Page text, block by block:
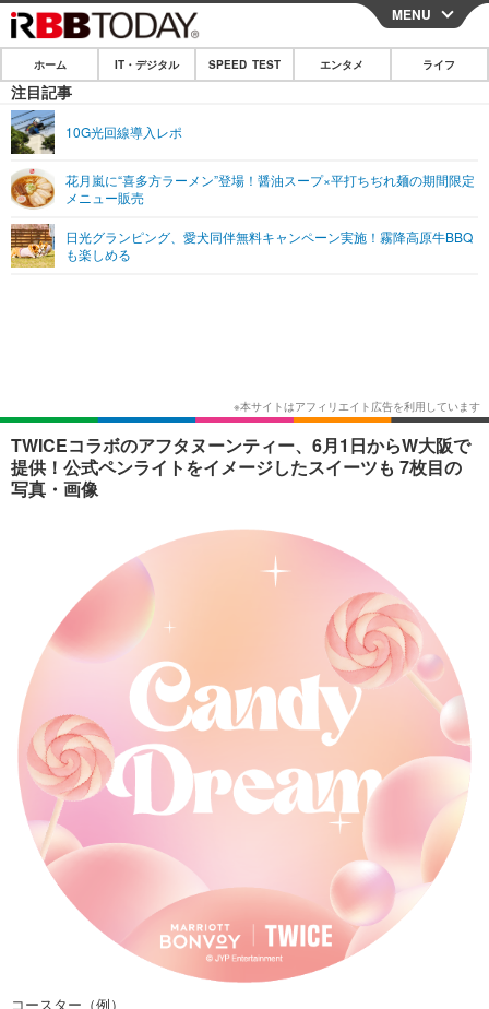
CLOSE
ホーム
IT・デジタル
ネタ
ショッピング その他
SPEED TEST
エンタメ
エンタメTOP
ショッピング その他
ライフ
MENU
ホーム IT・デジタル SPEED TEST エンタメ ライフ
注目記事
10G光回線導入レポ
花月嵐に“喜多方ラーメン”登場！醤油スープ×平打ちぢれ麺の期間限定
メニュー販売
日光グランピング、愛犬同伴無料キャンペーン実施！霧降高原牛BBQ
も楽しめる
TWICEコラボのアフタヌーンティー、6月1日からW大阪で
提供！公式ペンライトをイメージしたスイーツも 7枚目の
写真・画像
コースター（例）